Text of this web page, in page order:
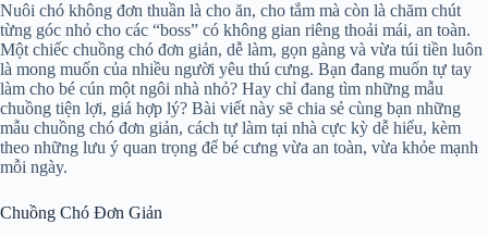
Nuôi chó không đơn thuần là cho ăn, cho tắm mà còn là chăm chút
từng góc nhỏ cho các “boss” có không gian riêng thoải mái, an toàn.
Một chiếc chuồng chó đơn giản, dễ làm, gọn gàng và vừa túi tiền luôn
là mong muốn của nhiều người yêu thú cưng. Bạn đang muốn tự tay
làm cho bé cún một ngôi nhà nhỏ? Hay chỉ đang tìm những mẫu
chuồng tiện lợi, giá hợp lý? Bài viết này sẽ chia sẻ cùng bạn những
mẫu chuồng chó đơn giản, cách tự làm tại nhà cực kỳ dễ hiểu, kèm
theo những lưu ý quan trọng để bé cưng vừa an toàn, vừa khỏe mạnh
mỗi ngày.
Chuồng Chó Đơn Giản